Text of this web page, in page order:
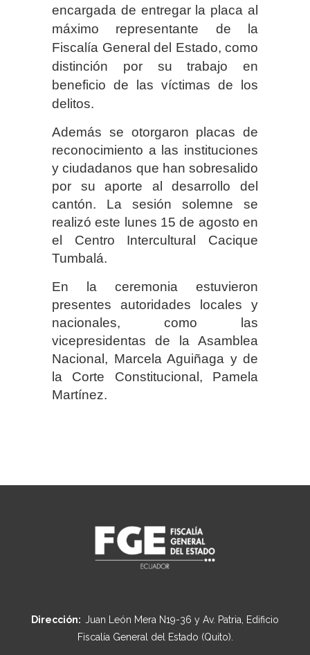
encargada de entregar la placa al
máximo representante de la
Fiscalía General del Estado, como
distinción por su trabajo en
beneficio de las víctimas de los
delitos.
Además se otorgaron placas de
reconocimiento a las instituciones
y ciudadanos que han sobresalido
por su aporte al desarrollo del
cantón. La sesión solemne se
realizó este lunes 15 de agosto en
el Centro Intercultural Cacique
Tumbalá.
En la ceremonia estuvieron
presentes autoridades locales y
nacionales, como las
vicepresidentas de la Asamblea
Nacional, Marcela Aguiñaga y de
la Corte Constitucional, Pamela
Martínez.
Dirección: Juan León Mera N19-36 y Av. Patria, Edificio
Fiscalía General del Estado (Quito).